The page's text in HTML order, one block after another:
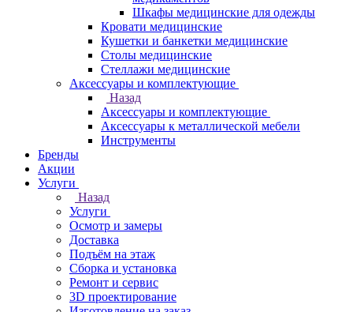
Шкафы медицинские для одежды
Кровати медицинские
Кушетки и банкетки медицинские
Столы медицинские
Стеллажи медицинские
Аксессуары и комплектующие
Назад
Аксессуары и комплектующие
Аксессуары к металлической мебели
Инструменты
Бренды
Акции
Услуги
Назад
Услуги
Осмотр и замеры
Доставка
Подъём на этаж
Сборка и установка
Ремонт и сервис
3D проектирование